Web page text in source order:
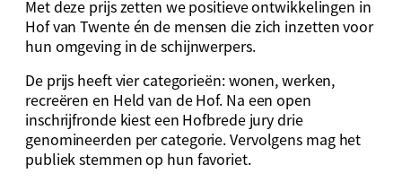
Met deze prijs zetten we positieve ontwikkelingen in
Hof van Twente én de mensen die zich inzetten voor
hun omgeving in de schijnwerpers.
De prijs heeft vier categorieën: wonen, werken,
recreëren en Held van de Hof. Na een open
inschrijfronde kiest een Hofbrede jury drie
genomineerden per categorie. Vervolgens mag het
publiek stemmen op hun favoriet.